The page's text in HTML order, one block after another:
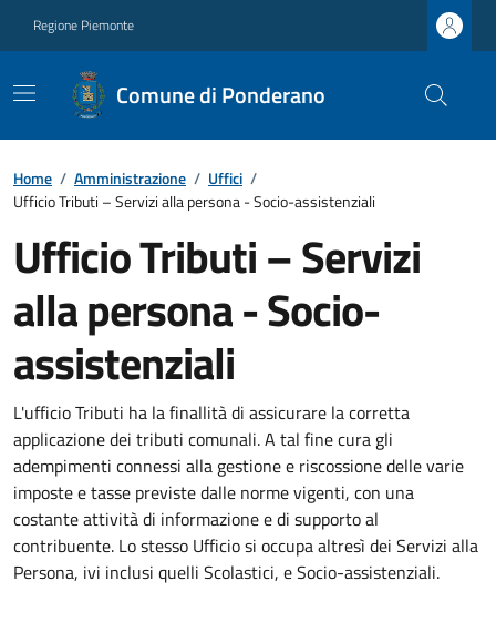
Regione Piemonte
Comune di Ponderano
Home / Amministrazione / Uffici /
Ufficio Tributi – Servizi alla persona - Socio-assistenziali
Ufficio Tributi – Servizi
alla persona - Socio-
assistenziali
L'ufficio Tributi ha la finallità di assicurare la corretta
applicazione dei tributi comunali. A tal fine cura gli
adempimenti connessi alla gestione e riscossione delle varie
imposte e tasse previste dalle norme vigenti, con una
costante attività di informazione e di supporto al
contribuente. Lo stesso Ufficio si occupa altresì dei Servizi alla
Persona, ivi inclusi quelli Scolastici, e Socio-assistenziali.